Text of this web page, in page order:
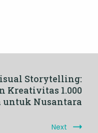
Storytelling:
Kreativitas 1.000
untuk Nusantara
Next